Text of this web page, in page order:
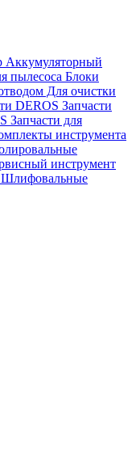
Аккумуляторный
пылесоса Блоки
Для очистки
DEROS Запчасти
Запчасти для
инструмента
инструмент
Шлифовальные